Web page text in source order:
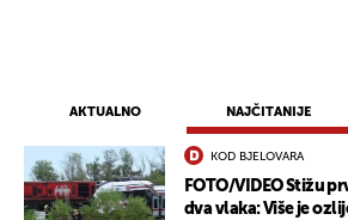
AKTUALNO NAJČITANIJE
KOD BJELOVARA
FOTO/VIDEO Stižu
dva vlaka: Više je
UKLJUČITE